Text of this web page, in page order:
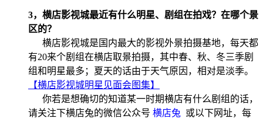
3，横店影视城最近有什么明星、剧组在拍戏？在哪个景
区的？
横店影视城是国内最大的影视外景拍摄基地，每天都
有20来个剧组在横店取景拍摄，其中春、秋、冬三季剧
组和明星最多；夏天的话由于天气原因，相对是淡季。
【横店影视城明星见面会图集】
你若是想确切的知道某一时期横店有什么剧组的话，
请关注下横店兔的微信公众号 横店兔 或以下网址，每